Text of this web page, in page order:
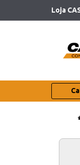
Loja